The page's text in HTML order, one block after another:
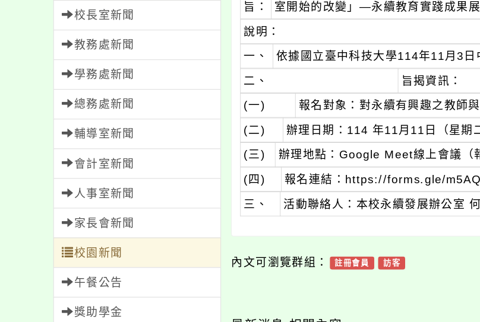
校長室新聞
教務處新聞
學務處新聞
總務處新聞
輔導室新聞
會計室新聞
人事室新聞
家長會新聞
校園新聞
午餐公告
獎助學金
旨： 室開始的改變」—永續教育實踐成果
說明：
一、
依據國立臺中科技大學114年11月3
二、
旨揭資訊：
(一) 報名對象：對永續有興趣之教師與
(二)
辦理日期：114 年11月11日（星期
(三)
辦理地點：Google Meet線上會議（
(四)
報名連結：https://forms.gle/
三、
活動聯絡人：本校永續發展辦公室
內文可瀏覽群組： 註冊會員 訪客